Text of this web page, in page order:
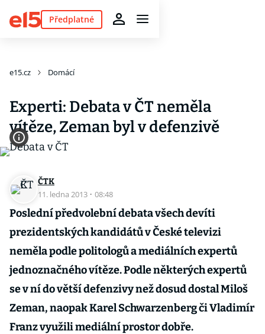
Předplatné
e15.cz Domácí
Experti: Debata v ČT neměla
vítěze, Zeman byl v defenzivě
ČTK
11. ledna 2013 · 08:48
Poslední předvolební debata všech devíti
prezidentských kandidátů v České televizi
neměla podle politologů a mediálních expertů
jednoznačného vítěze. Podle některých expertů
se v ní do větší defenzivy než dosud dostal Miloš
Zeman, naopak Karel Schwarzenberg či Vladimír
Franz využili mediální prostor dobře.